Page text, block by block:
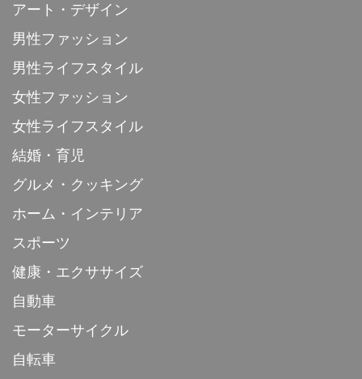
アート・デザイン
男性ファッション
男性ライフスタイル
女性ファッション
女性ライフスタイル
結婚・育児
グルメ・クッキング
ホーム・インテリア
スポーツ
健康・エクササイズ
自動車
モーターサイクル
自転車